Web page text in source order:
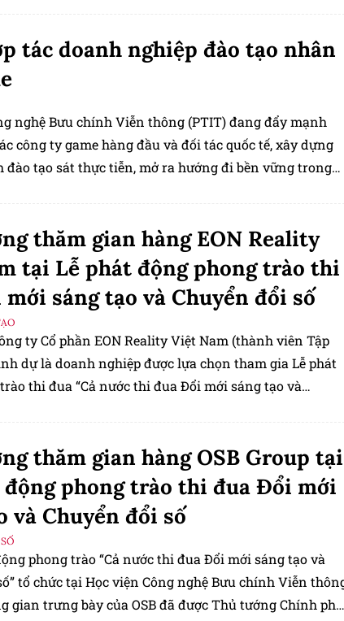
tác doanh nghiệp đào tạo nhân
nghệ Bưu chính Viễn thông (PTIT) đang đẩy mạnh
công ty game hàng đầu và đối tác quốc tế, xây dựng
tạo sát thực tiễn, mở ra hướng đi bền vững trong
thăm gian hàng EON Reality
tại Lễ phát động phong trào thi
sáng tạo và Chuyển đổi số
ty Cổ phần EON Reality Việt Nam (thành viên Tập
dự là doanh nghiệp được lựa chọn tham gia Lễ phát
thi đua “Cả nước thi đua Đổi mới sáng tạo và
thăm gian hàng OSB Group tại
động phong trào thi đua Đổi mới
và Chuyển đổi số
phong trào “Cả nước thi đua Đổi mới sáng tạo và
tổ chức tại Học viện Công nghệ Bưu chính Viễn
gian trưng bày của OSB đã được Thủ tướng Chính phủ